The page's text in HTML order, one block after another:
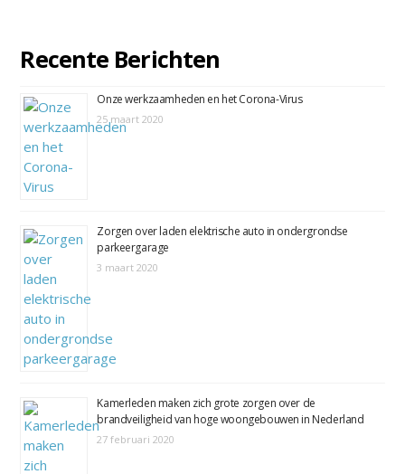
Recente Berichten
Onze werkzaamheden en het Corona-Virus
25 maart 2020
Zorgen over laden elektrische auto in ondergrondse
parkeergarage
3 maart 2020
Kamerleden maken zich grote zorgen over de
brandveiligheid van hoge woongebouwen in Nederland
27 februari 2020